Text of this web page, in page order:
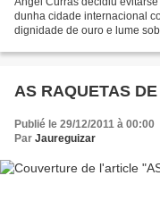
dunha cidade internacional
dignidade de ouro e lume
AS RAQUETAS
Publié le 29/12/2011 à 00:00
Par Jaureguizar